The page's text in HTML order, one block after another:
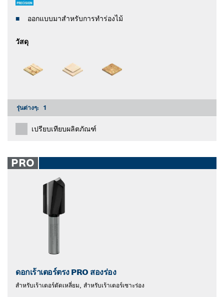
ออกแบบมาสําหรับการทำร่องไม้
วัสดุ
รุ่นต่างๆ: 1
เปรียบเทียบผลิตภัณฑ์
PRO
ดอกเร้าเตอร์ตรง PRO สองร่อง
สําหรับเร้าเตอร์ตัดเหลี่ยม, สำหรับเร้าเตอร์เซาะร่อง